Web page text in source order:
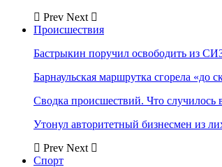
Prev Next
Происшествия
Бастрыкин поручил освободить из
Барнаульская маршрутка сгорела «до
Сводка происшествий. Что случилось
Утонул авторитетный бизнесмен из
Prev Next
Спорт